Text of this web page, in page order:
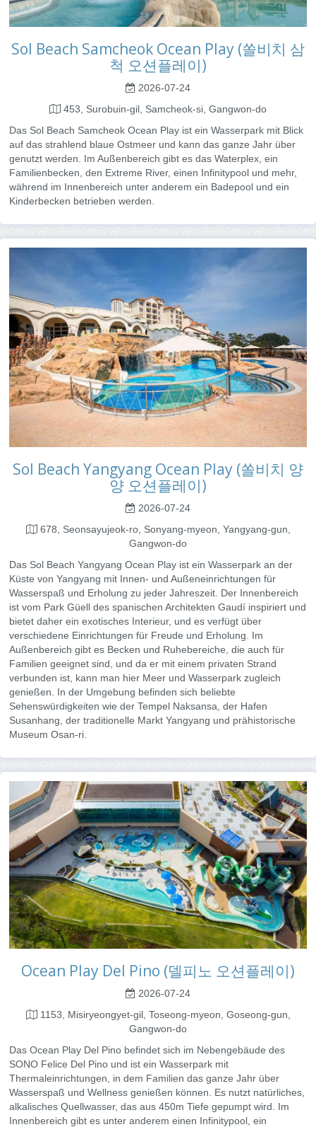
Sol Beach Samcheok Ocean Play (쏠비치 삼
척 오션플레이)
2026-07-24
453, Surobuin-gil, Samcheok-si, Gangwon-do
Das Sol Beach Samcheok Ocean Play ist ein Wasserpark mit Blick
auf das strahlend blaue Ostmeer und kann das ganze Jahr über
genutzt werden. Im Außenbereich gibt es das Waterplex, ein
Familienbecken, den Extreme River, einen Infinitypool und mehr,
während im Innenbereich unter anderem ein Badepool und ein
Kinderbecken betrieben werden.
Sol Beach Yangyang Ocean Play (쏠비치 양
양 오션플레이)
2026-07-24
678, Seonsayujeok-ro, Sonyang-myeon, Yangyang-gun,
Gangwon-do
Das Sol Beach Yangyang Ocean Play ist ein Wasserpark an der
Küste von Yangyang mit Innen- und Außeneinrichtungen für
Wasserspaß und Erholung zu jeder Jahreszeit. Der Innenbereich
ist vom Park Güell des spanischen Architekten Gaudí inspiriert und
bietet daher ein exotisches Interieur, und es verfügt über
verschiedene Einrichtungen für Freude und Erholung. Im
Außenbereich gibt es Becken und Ruhebereiche, die auch für
Familien geeignet sind, und da er mit einem privaten Strand
verbunden ist, kann man hier Meer und Wasserpark zugleich
genießen. In der Umgebung befinden sich beliebte
Sehenswürdigkeiten wie der Tempel Naksansa, der Hafen
Susanhang, der traditionelle Markt Yangyang und prähistorische
Museum Osan-ri.
Ocean Play Del Pino (델피노 오션플레이)
2026-07-24
1153, Misiryeongyet-gil, Toseong-myeon, Goseong-gun,
Gangwon-do
Das Ocean Play Del Pino befindet sich im Nebengebäude des
SONO Felice Del Pino und ist ein Wasserpark mit
Thermaleinrichtungen, in dem Familien das ganze Jahr über
Wasserspaß und Wellness genießen können. Es nutzt natürliches,
alkalisches Quellwasser, das aus 450m Tiefe gepumpt wird. Im
Innenbereich gibt es unter anderem einen Infinitypool, ein